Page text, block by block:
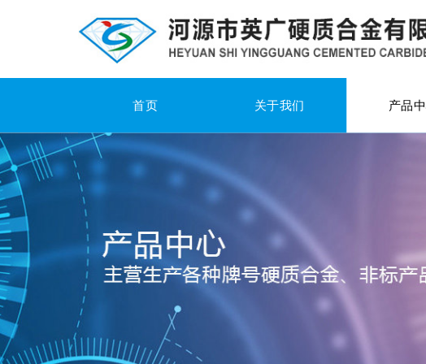
首页 关于我们 产品